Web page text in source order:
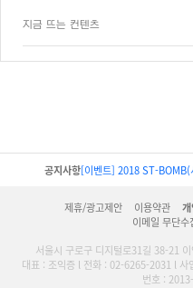
지금 뜨는 컨텐츠
공지사항[이벤트] 2018 ST-BOMB(
제휴/광고제안 이용약관
이메일 무단수
서울시 구로구 디지털로31길 38-21
대표 : 조익증 l 전화 : 02-6265-2031 l
번호 :